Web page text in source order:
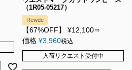
（1R05-05217）
Rewde
【67%OFF】 ¥12,100⇒
価格 ¥3,960税込
入荷リクエスト受付中